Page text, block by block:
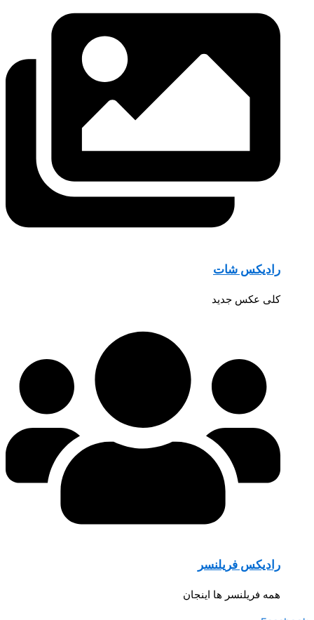
رادیکس شات
کلی عکس جدید
رادیکس فریلنسر
همه فریلنسر ها اینجان